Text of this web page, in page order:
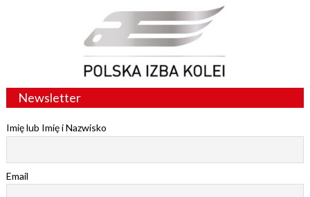
Newsletter
Imię lub Imię i Nazwisko
Email